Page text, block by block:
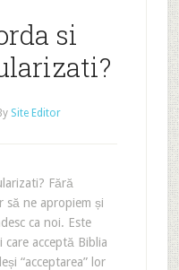
si
Site Editor
Fără
să ne apropiem și
ca noi. Este
acceptă Biblia
“acceptarea” lor